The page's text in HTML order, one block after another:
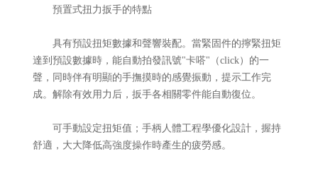
預置式扭力扳手的特點
具有預設扭矩數據和聲響裝配。當緊固件的擰緊扭矩
達到預設數據時，能自動拍發訊號"卡嗒"（click）的一
聲，同時伴有明顯的手撫摸時的感覺振動，提示工作完
成。解除有效用力后，扳手各相關零件能自動復位。
可手動設定扭矩值；手柄人體工程學優化設計，握持
舒適，大大降低高強度操作時產生的疲勞感。